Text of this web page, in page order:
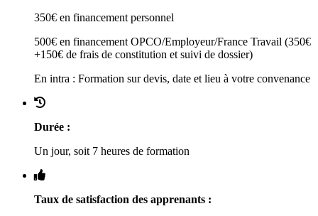
350€ en financement personnel
500€ en financement OPCO/Employeur/France Travail (350€
+150€ de frais de constitution et suivi de dossier)
En intra : Formation sur devis, date et lieu à votre convenance
Durée :
Un jour, soit 7 heures de formation
Taux de satisfaction des apprenants :